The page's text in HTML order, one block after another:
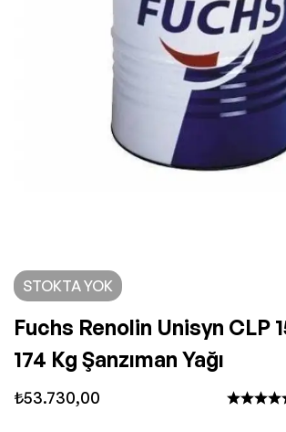
STOKTA YOK
Fuchs Renolin Unisyn CLP
174 Kg Şanzıman Yağı
₺53.730,00